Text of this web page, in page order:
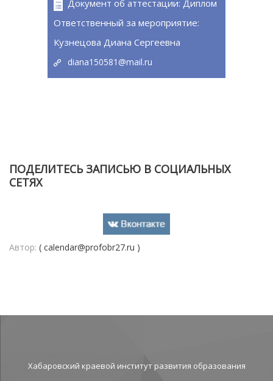
Документ об аттестации: Диплом
Ответственный за мероприятие:
Кузнецова Диана Сергеевна
diana150581@mail.ru
ПОДЕЛИТЕСЬ ЗАПИСЬЮ В СОЦИАЛЬНЫХ
СЕТЯХ
Автор: ( calendar@profobr27.ru )
Хабаровский краевой институт развития образования